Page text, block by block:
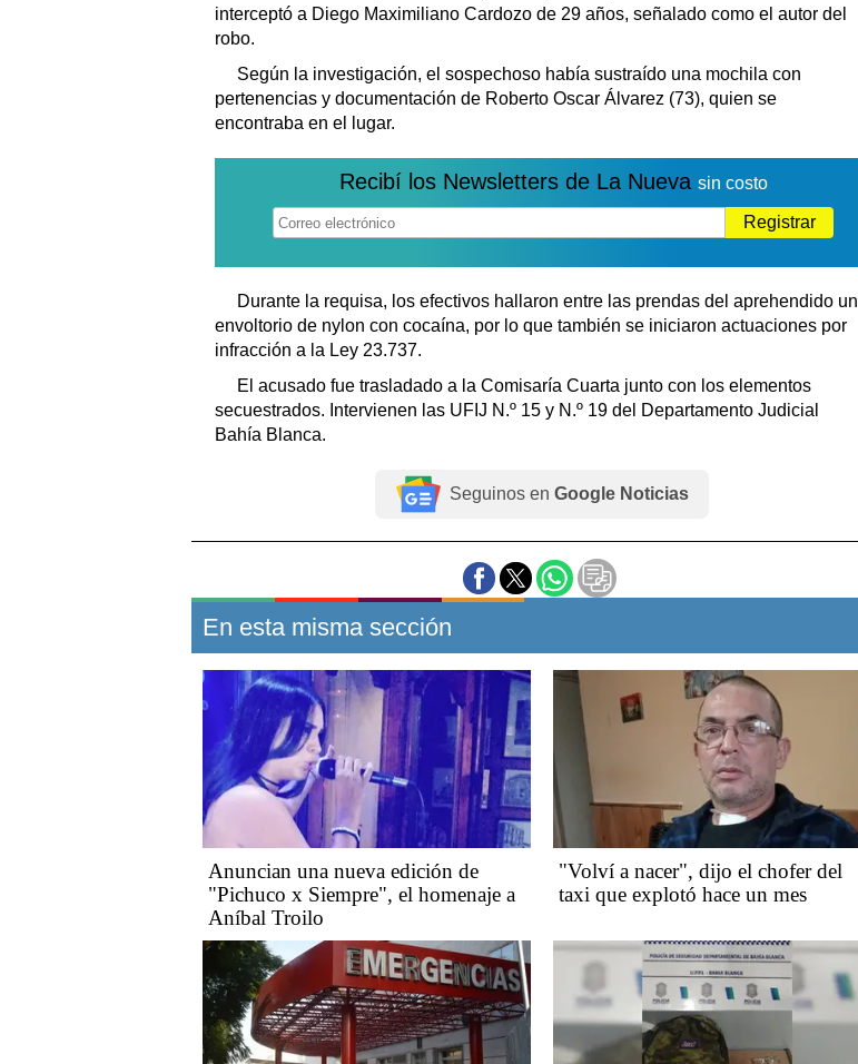
interceptó a Diego Maximiliano Cardozo de 29 años, señalado como el autor del
robo.
Según la investigación, el sospechoso había sustraído una mochila con
pertenencias y documentación de Roberto Oscar Álvarez (73), quien se
encontraba en el lugar.
Recibí los Newsletters de La Nueva sin costo
Registrar
Durante la requisa, los efectivos hallaron entre las prendas del aprehendido un
envoltorio de nylon con cocaína, por lo que también se iniciaron actuaciones por
infracción a la Ley 23.737.
El acusado fue trasladado a la Comisaría Cuarta junto con los elementos
secuestrados. Intervienen las UFIJ N.º 15 y N.º 19 del Departamento Judicial
Bahía Blanca.
Seguinos en Google Noticias
En esta misma sección
Anuncian una nueva edición de
"Pichuco x Siempre", el homenaje a
Aníbal Troilo
"Volví a nacer", dijo el chofer del
taxi que explotó hace un mes